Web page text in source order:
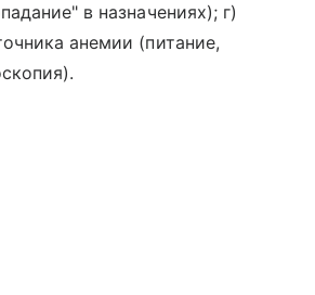
в назначениях); г)
анемии (питание,